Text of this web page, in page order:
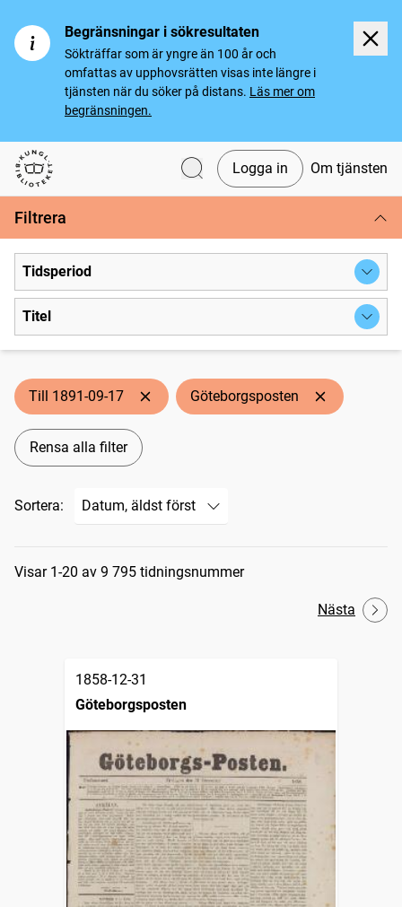
Begränsningar i sökresultaten
Sökträffar som är yngre än 100 år och
omfattas av upphovsrätten visas inte längre i
tjänsten när du söker på distans. Läs mer om
begränsningen.
Svenska tidningar
Logga in Om tjänsten
Filtrera
Tidsperiod
Titel
Till 1891-09-17 Göteborgsposten
Rensa alla filter
Sortera:
Sökresultat
Visar 1-20 av 9 795 tidningsnummer
Nästa
1858-12-31
Göteborgsposten